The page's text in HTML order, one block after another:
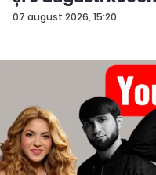
07 august 2026, 15:20